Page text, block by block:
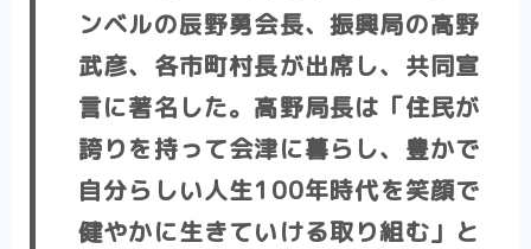
ンベルの辰野勇会長、振興局の高野
武彦、各市町村長が出席し、共同宣
言に著名した。高野局長は「住民が
誇りを持って会津に暮らし、 豊かで
自分らしい人生100年時代を笑顔で
健やかに生きていける取り組む」と